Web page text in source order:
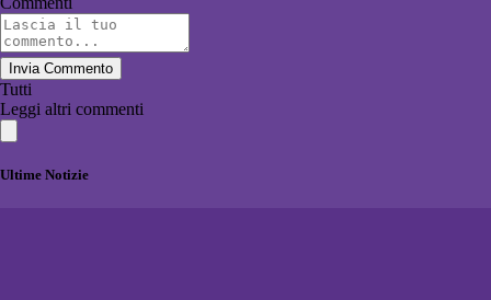
Invia Commento
Tutti
Leggi altri commenti
Ultime Notizie